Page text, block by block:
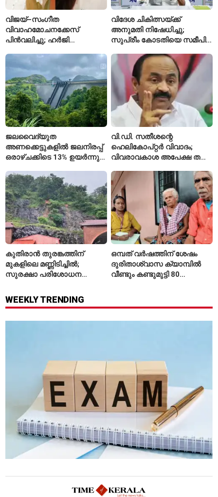
വിജയ്–സംഗീത
വിവാഹമോചനക്കേസ്
പിൻവലിച്ചു; ഹർജി
അവസാനിപ്പിച്ച് കോടതി
വിദേശ ചികിത്സയ്ക്ക്
അനുമതി നിഷേധിച്ചു;
സുപ്രീം കോടതിയെ സമീപിച്ച്
ജലവൈദ്യുത
അണക്കെട്ടുകളിൽ ജലനിരപ്പ്
ഒരാഴ്ചക്കിടെ 13% ഉയർന്നു;
ഇപ്പോഴും കുറവ്
വി.ഡി. സതീശന്റെ
ഹെലികോപ്റ്റർ വിവാദം;
വിവരാവകാശ അപേക്ഷ തള്ളി
കുതിരാൻ തുരങ്കത്തിന്
മുകളിലെ മണ്ണിടിച്ചിൽ;
സുരക്ഷാ പരിശോധന
ഒമ്പത് വർഷത്തിന് ശേഷം
ദുരിതാശ്വാസ ക്യാമ്പിൽ
വീണ്ടും കണ്ടുമുട്ടി 80
WEEKLY TRENDING